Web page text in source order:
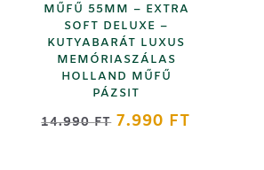
MŰFŰ 55MM – EXTRA
SOFT DELUXE –
KUTYABARÁT LUXUS
MEMÓRIASZÁLAS
HOLLAND MŰFŰ
PÁZSIT
14.990FT ORIGINAL
7.990 FT